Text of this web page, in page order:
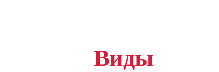
Виды
Виды
Виды